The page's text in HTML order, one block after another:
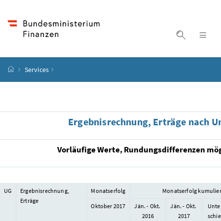
Suche
Startseite
Services
Ergebnisrechnung, Erträge nach
Vorläufige Werte, Rundungsdifferenzen
UG
Ergebnisrechnung,
Erträge
Monatserfolg Monatserfolg
Oktober 2017
Jän. - Okt.
2016
Jän. - Okt.
2017